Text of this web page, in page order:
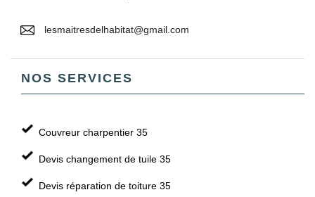
lesmaitresdelhabitat@gmail.com
NOS SERVICES
Couvreur charpentier 35
Devis changement de tuile 35
Devis réparation de toiture 35